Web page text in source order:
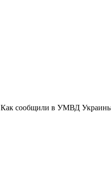
Как сообщили в УМВД Украины